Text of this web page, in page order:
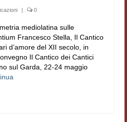
| 0
mediolatina sulle
Francesco Stella, Il Cantico
d’amore del XII secolo, in
Il Cantico dei Cantici
sul Garda, 22-24 maggio